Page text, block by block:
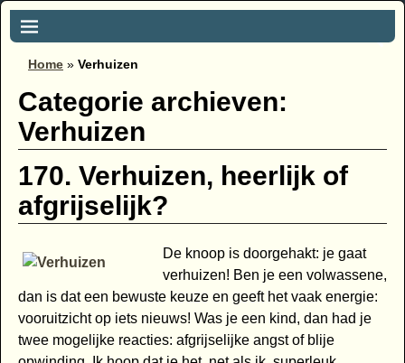
Home » Verhuizen
Categorie archieven:
Verhuizen
170. Verhuizen, heerlijk of
afgrijselijk?
De knoop is doorgehakt: je gaat
verhuizen! Ben je een volwassene,
dan is dat een bewuste keuze en geeft het vaak energie:
vooruitzicht op iets nieuws! Was je een kind, dan had je
twee mogelijke reacties: afgrijselijke angst of blije